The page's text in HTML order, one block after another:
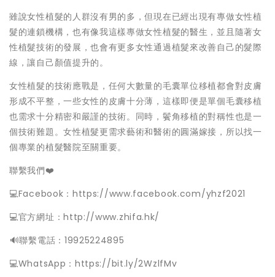
雖說女性植髮的人群沒有男的多，但現在已經出現有專做女性植
髮的連鎖機構，也有像我這樣專做女性植髮的醫生，並且隨著女
性植髮技術的發展，也會有更多女性通過植髮來改善自己的髮際
線，讓自己顏值提升的。
女性植髮的技術應戰是，任何大數量的毛囊單位移植都會對皮膚
形成不平整，一些女性的皮膚十分薄，這樣即便是單個毛囊移植
也需求十分精密和嚴謹的技術。同時，鬢角移植的對稱性也是一
個技術難題。女性植髮更需求藝術和醫術的圓滿嫁接，所以找一
個專業的植髮醫院至關重要。
聯繫我們❤️
💻Facebook：https://www.facebook.com/yhzf2021
💻官方網址：http://www.zhifa.hk/
️🔊聯繫電話：19925224895
💻WhatsApp：https://bit.ly/2WzlfMv